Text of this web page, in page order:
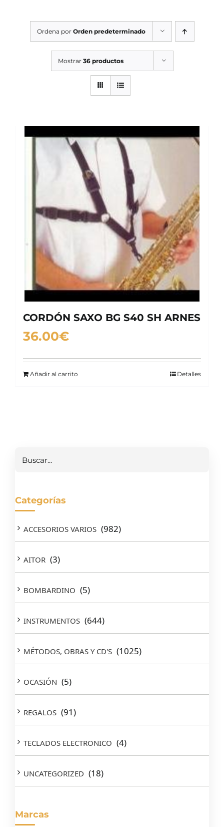
SERVICIOS TALLER
OCASIÓN
Ordena por Orden predeterminado
Mostrar 36 productos
CORDÓN SAXO BG S40 SH ARNES
36.00€
Añadir al carrito Detalles
Categorías
ACCESORIOS VARIOS (982)
AITOR (3)
BOMBARDINO (5)
INSTRUMENTOS (644)
MÉTODOS, OBRAS Y CD'S (1025)
OCASIÓN (5)
REGALOS (91)
TECLADOS ELECTRONICO (4)
UNCATEGORIZED (18)
Marcas